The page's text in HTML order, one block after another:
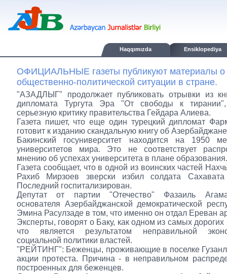
Haqqımızda Ensiklopediya
ОФИЦИАЛЬНЫЕ газеты публикуют материалы о
общественно-политической ситуации в стране.
"АЗАДЛЫГ" продолжает публиковать отрывки из
дипломата Тургута Эра "От свободы к
серьезную критику правительства Гейдара Алиева.
Газета пишет, что еще один турецкий дипломат
готовит к изданию скандальную книгу об
Бакинский госуниверситет находится на 1950
университетов мира. Это не соответствует
мнению об успехах университета в плане образования.
Газета сообщает, что в одной из воинских частей
Рахиб Мирзоев зверски избил солдата
Последний госпитализирован.
Депутат от партии "Отечество" Фазаиль
основателя Азербайджанской демократической
Эмина Расулзаде в том, что именно он отдал Ереван
Эксперты, говорят о Баку, как одном из самых
что является результатом неправильной
социальной политики властей.
"РЕЙТИНГ": Беженцы, проживающие в поселке
акции протеста. Причина - в неправильном
построенных для беженцев.